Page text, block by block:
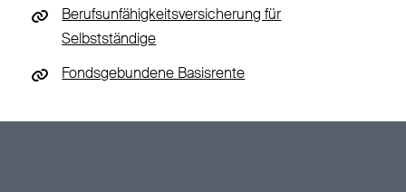
Berufsunfähigkeitsversicherung für
Selbstständige
Fondsgebundene Basisrente